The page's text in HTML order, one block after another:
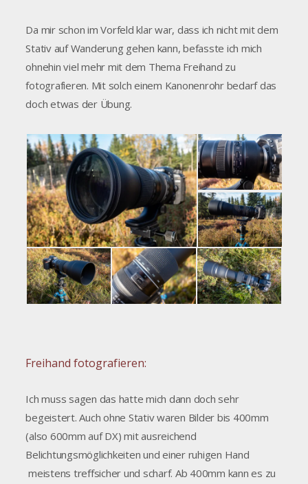
Da mir schon im Vorfeld klar war, dass ich nicht mit dem
Stativ auf Wanderung gehen kann, befasste ich mich
ohnehin viel mehr mit dem Thema Freihand zu
fotografieren. Mit solch einem Kanonenrohr bedarf das
doch etwas der Übung.
Freihand fotografieren:
Ich muss sagen das hatte mich dann doch sehr
begeistert. Auch ohne Stativ waren Bilder bis 400mm
(also 600mm auf DX) mit ausreichend
Belichtungsmöglichkeiten und einer ruhigen Hand
meistens treffsicher und scharf. Ab 400mm kann es zu